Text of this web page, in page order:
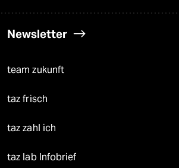
Newsletter
team zukunft
taz frisch
taz zahl ich
taz lab Infobrief